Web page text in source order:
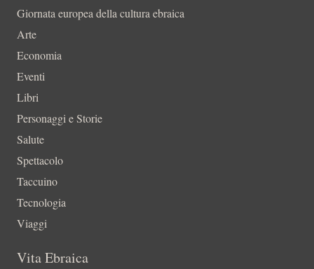
Giornata europea della cultura ebraica
Arte
Economia
Eventi
Libri
Personaggi e Storie
Salute
Spettacolo
Taccuino
Tecnologia
Viaggi
Vita Ebraica